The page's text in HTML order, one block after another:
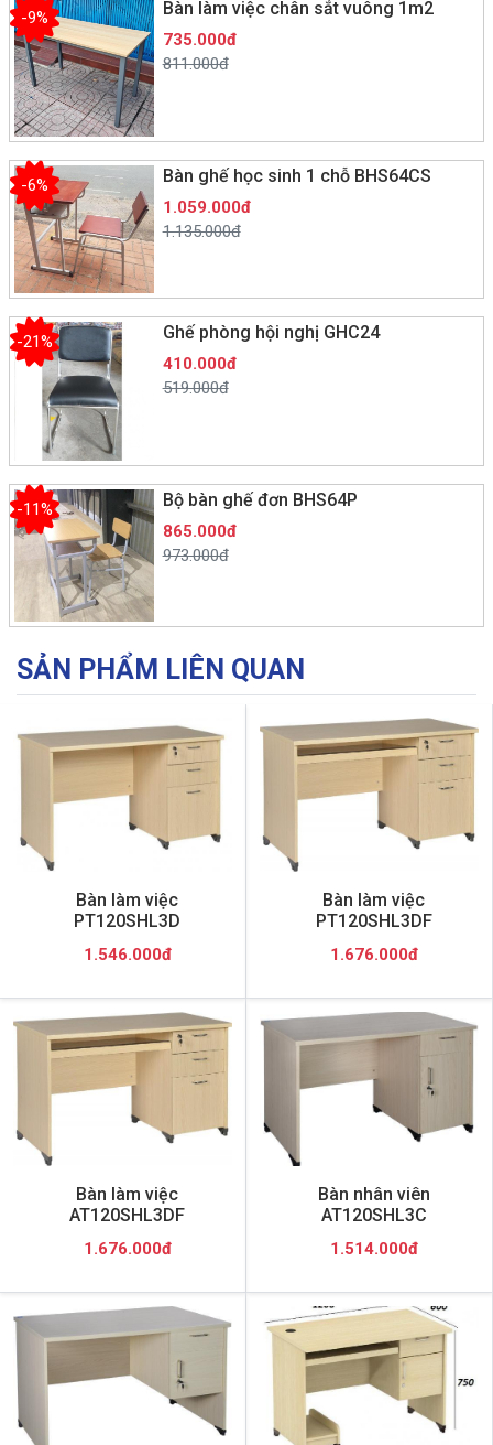
Bàn làm việc chân sắt vuông 1m2
-9%
735.000đ
811.000đ
Bàn ghế học sinh 1 chỗ BHS64CS
-6%
1.059.000đ
1.135.000đ
Ghế phòng hội nghị GHC24
-21%
410.000đ
519.000đ
Bộ bàn ghế đơn BHS64P
-11%
865.000đ
973.000đ
SẢN PHẨM LIÊN QUAN
Bàn làm việc
PT120SHL3D
1.546.000đ
Bàn làm việc
PT120SHL3DF
1.676.000đ
Bàn làm việc
AT120SHL3DF
1.676.000đ
Bàn nhân viên
AT120SHL3C
1.514.000đ